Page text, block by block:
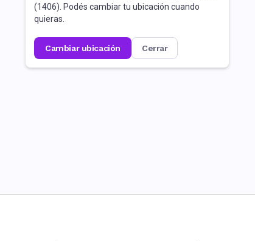
(1406). Podés cambiar tu ubicación cuando
quieras.
cambiar ubicación cerrar